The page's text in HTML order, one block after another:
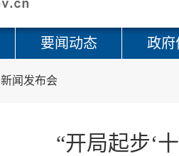
要闻动态 政府
新闻发布会
“开局起步‘